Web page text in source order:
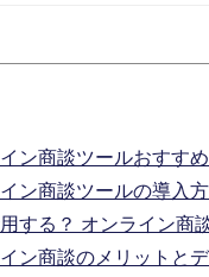
ン商談ツールおすす
ン商談ツールの導入
する？ オンライン商
ン商談のメリットと